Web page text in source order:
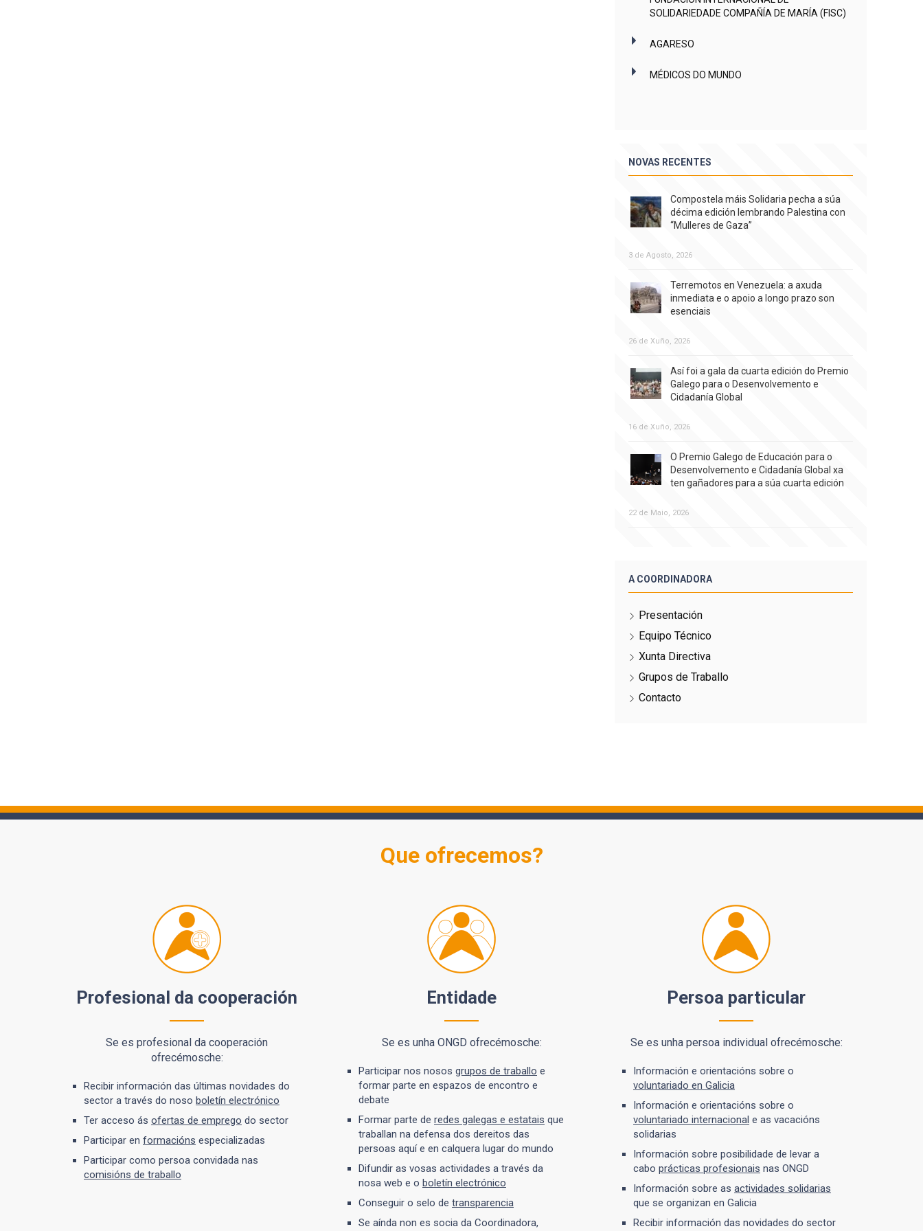
SOLIDARIEDADE COMPAÑÍA DE MARÍA (FISC)
AGARESO
MÉDICOS DO MUNDO
NOVAS RECENTES
Compostela máis Solidaria pecha a súa
décima edición lembrando Palestina con
“Mulleres de Gaza”
3 de Agosto, 2026
Terremotos en Venezuela: a axuda
inmediata e o apoio a longo prazo son
esenciais
26 de Xuño, 2026
Así foi a gala da cuarta edición do Premio
Galego para o Desenvolvemento e
Cidadanía Global
16 de Xuño, 2026
O Premio Galego de Educación para o
Desenvolvemento e Cidadanía Global xa
ten gañadores para a súa cuarta edición
22 de Maio, 2026
A COORDINADORA
Presentación
Equipo Técnico
Xunta Directiva
Grupos de Traballo
Contacto
Que ofrecemos?
Profesional da cooperación
Se es profesional da cooperación
ofrecémosche:
Recibir información das últimas novidades do
sector a través do noso boletín electrónico
Ter acceso ás ofertas de emprego do sector
Participar en formacións especializadas
Participar como persoa convidada nas
comisións de traballo
Entidade
Se es unha ONGD ofrecémosche:
Participar nos nosos grupos de traballo e
formar parte en espazos de encontro e
debate
Formar parte de redes galegas e estatais que
traballan na defensa dos dereitos das
persoas aquí e en calquera lugar do mundo
Difundir as vosas actividades a través da
nosa web e o boletín electrónico
Conseguir o selo de transparencia
Se aínda non es socia da Coordinadora,
Persoa particular
Se es unha persoa individual ofrecémosche:
Información e orientacións sobre o
voluntariado en Galicia
Información e orientacións sobre o
voluntariado internacional e as vacacións
solidarias
Información sobre posibilidade de levar a
cabo prácticas profesionais nas ONGD
Información sobre as actividades solidarias
que se organizan en Galicia
Recibir información das novidades do sector